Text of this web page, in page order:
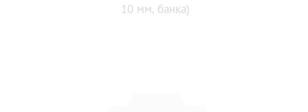
10 мм, банка)